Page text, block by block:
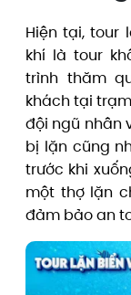
Hiện tại, tour
khí là tour
trình thăm
khách tại
đội ngũ nhân
bị lặn cũng
trước khi
một thợ lặn
đảm bảo an